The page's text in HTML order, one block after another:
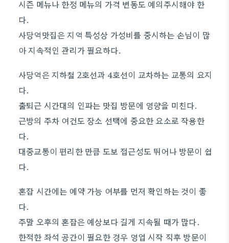
시즌 메뉴나 한정 메뉴의 가격 변동도 예의주시해야 한
다.
사당역맛집은 지역 특성상 가성비를 중시하는 손님이 많
아 지속적인 관리가 필요하다.
사당역은 지하철 2호선과 4호선이 교차하는 교통의 요지
다.
출퇴근 시간대의 인파는 맛집 방문에 영향을 미친다.
근방의 주차 여건도 장소 선택에 중요한 요소로 작용한
다.
대중교통이 편리한 만큼 도보 접근성도 뛰어나 방문이 쉽
다.
혼잡 시간에는 예약 가능 여부를 먼저 확인하는 것이 좋
다.
주말 오후의 혼잡은 예상보다 길게 지속될 때가 많다.
한적한 좌석 공간이 필요한 경우 영업 시작 직후 방문이